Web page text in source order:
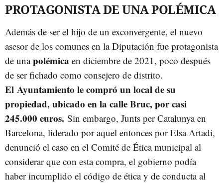
PROTAGONISTA DE UNA POLÉMICA
Además de ser el hijo de un exconvergente, el nuevo
asesor de los comunes en la Diputación fue protagonista
de unapolémica en diciembre de 2021, poco después
de ser fichado como consejero de distrito.
El Ayuntamiento le compró un local de su
propiedad, ubicado en la calle Bruc, por casi
245.000 euros. Sin embargo, Junts per Catalunya en
Barcelona, liderado por aquel entonces por Elsa Artadi,
denunció el caso en el Comité de Ética municipal al
considerar que con esta compra, el gobierno podía
haber incumplido el código de ética y de conducta al